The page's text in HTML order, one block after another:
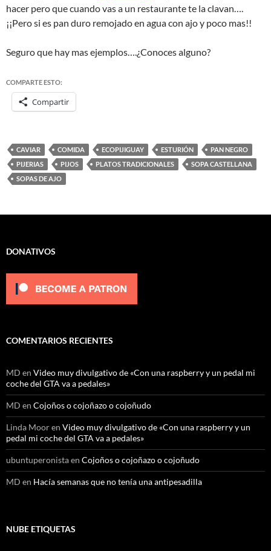
hacer pero que cuando vas a un restaurante te la clavan….
¡¡Pero si es pan duro remojado en agua con ajo y poco mas!!
Seguro que hay mas ejemplos….¿Conoces alguno?
COMPARTE ESTO:
Compartir
CAVIAR COMIDA ECOPIJIGUAY ESTURIÓN
PAN NEGRO
PIJERIAS
PIJOS PLATOS TRADICIONALES
SOPA CASTELLANA
SOPAS DE AJO
DONATIVOS
COMENTARIOS RECIENTES
MD en Video muy divulgativo de «Con una raspberry y un pedal mi
coche del GTA va a pedales»
MD en Cojoños o cojoñazo o cojoñudo
Linda Mooren Video muy divulgativo de «Con una raspberry y un
pedal mi coche del GTA va a pedales»
ubuntuperonistaen Cojoños o cojoñazo o cojoñudo
MD en Hacía semanas que no tenía una antipesadilla
NUBE ETIQUETAS